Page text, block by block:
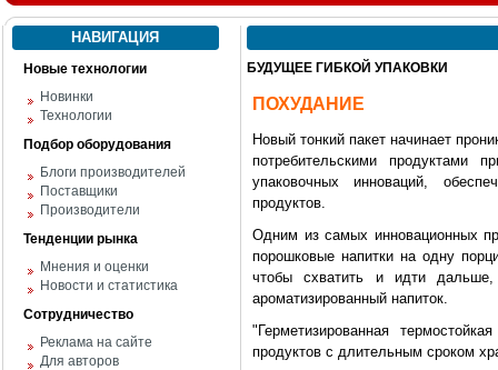
НАВИГАЦИЯ
Новые технологии
Новинки
Технологии
Подбор оборудования
Блоги производителей
Поставщики
Производители
Тенденции рынка
Мнения и оценки
Новости и статистика
Сотрудничество
Реклама на сайте
Для авторов
БУДУЩЕЕ ГИБКОЙ УПАКОВКИ
ПОХУДАНИЕ
Новый тонкий пакет начинает
потребительскими продуктами
упаковочных инноваций,
продуктов.
Одним из самых инновационных
порошковые напитки на одну
чтобы схватить и идти
ароматизированный напиток.
"Герметизированная
продуктов с длительным сроком